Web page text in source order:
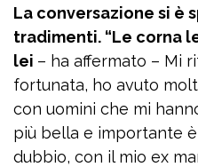
La conversazione si è
tradimenti. “Le corna
lei – ha affermato – Mi
fortunata, ho avuto
con uomini che mi
più bella e importante
dubbio, con il mio ex